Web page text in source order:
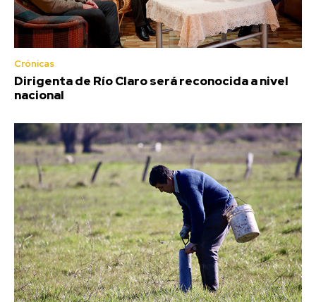
Crónicas
Dirigenta de Río Claro será reconocida a nivel
nacional